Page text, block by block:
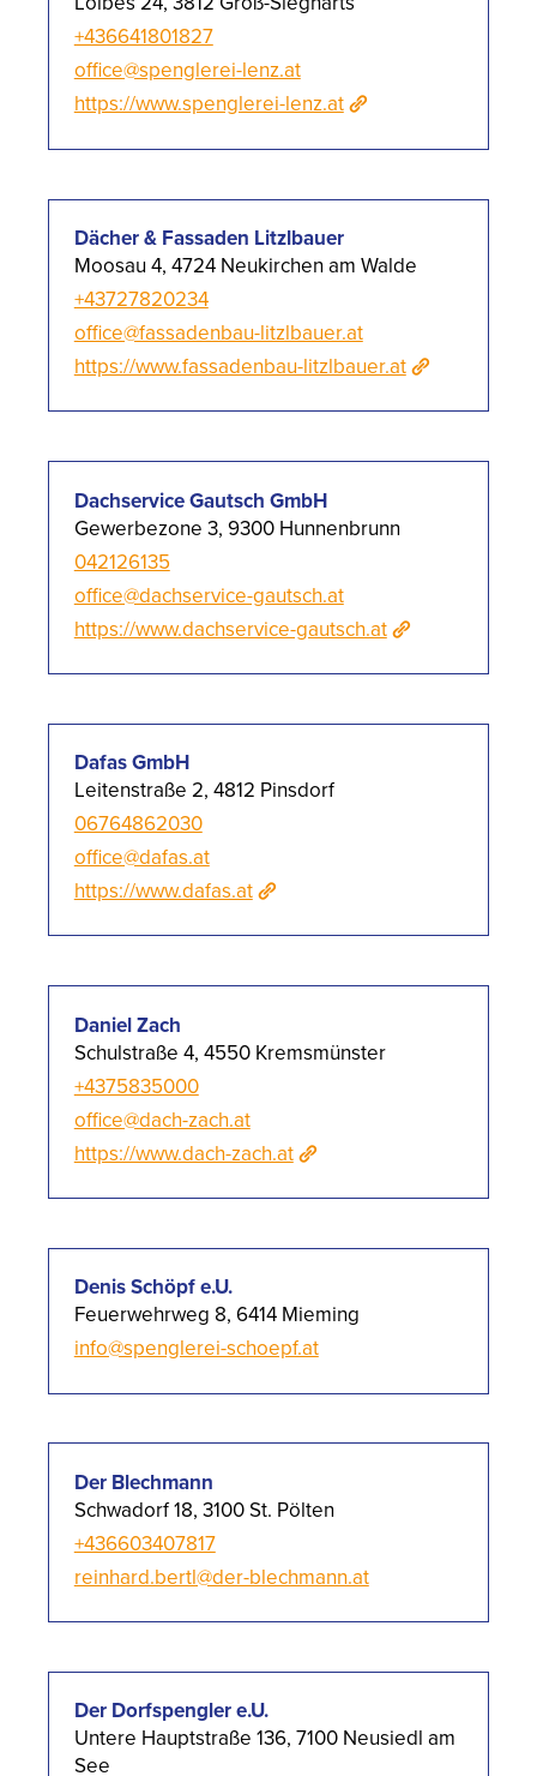
+436641801827
office@spenglerei-lenz.at
https://www.spenglerei-lenz.at
Dächer & Fassaden Litzlbauer
Moosau 4, 4724 Neukirchen am Walde
+43727820234
office@fassadenbau-litzlbauer.at
https://www.fassadenbau-litzlbauer.at
Dachservice Gautsch GmbH
Gewerbezone 3, 9300 Hunnenbrunn
042126135
office@dachservice-gautsch.at
https://www.dachservice-gautsch.at
Dafas GmbH
Leitenstraße 2, 4812 Pinsdorf
06764862030
office@dafas.at
https://www.dafas.at
Daniel Zach
Schulstraße 4, 4550 Kremsmünster
+4375835000
office@dach-zach.at
https://www.dach-zach.at
Denis Schöpf e.U.
Feuerwehrweg 8, 6414 Mieming
info@spenglerei-schoepf.at
Der Blechmann
Schwadorf 18, 3100 St. Pölten
+436603407817
reinhard.bertl@der-blechmann.at
Der Dorfspengler e.U.
Untere Hauptstraße 136, 7100 Neusiedl am
See